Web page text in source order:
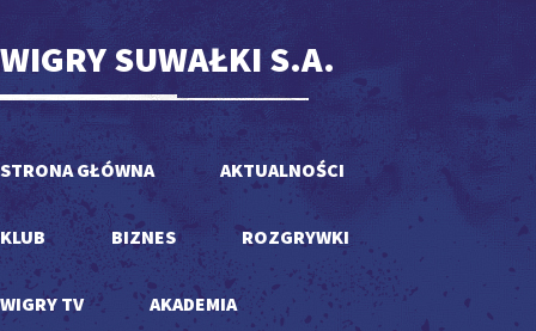
WIGRY SUWAŁKI S.A.
STRONA GŁÓWNA AKTUALNOŚCI
KLUB BIZNES ROZGRYWKI
WIGRY TV AKADEMIA